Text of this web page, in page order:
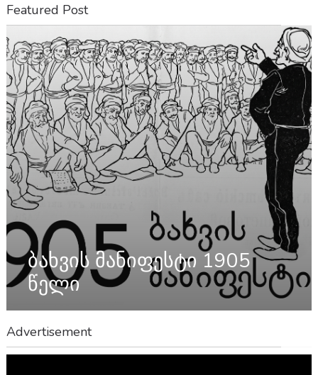
Featured Post
ბახვის მანიფესტი 1905
წელი
Advertisement